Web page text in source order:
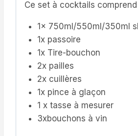
Ce set à cocktails comprend
1x 750ml/550ml/350ml
1x passoire
1x Tire-bouchon
2x pailles
2x cuillères
1x pince à glaçon
1 x tasse à mesurer
3xbouchons à vin